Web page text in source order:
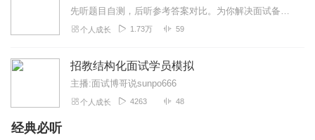
先听题目自测，后听参考答案对比。为你解决面试备考中没有实际练习的烦恼！专辑特色：由老师模拟面试现场答题流程，从进入考场到读题再到作答。不仅能够为广大听友提供最新...
个人成长 1.73万 59
招教结构化面试学员模拟
主播:面试博哥说sunpo666
个人成长 4263 48
经典必听